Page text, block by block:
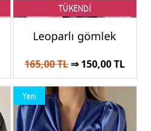
Leoparlı gömlek
165,00 TL⇒ 150,00 TL
TÜKENDİ
Yeni